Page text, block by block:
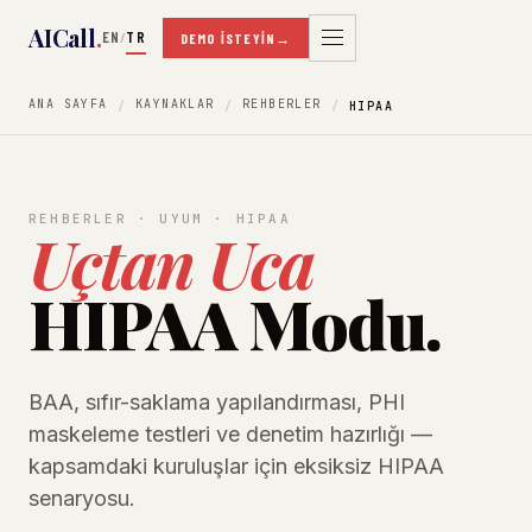
AICall.EN /TR DEMO İSTEYIN →
ANA SAYFA KAYNAKLAR REHBERLER HIPAA
REHBERLER · UYUM · HIPAA
Uçtan Uca
HIPAA Modu.
BAA, sıfır-saklama yapılandırması, PHI
maskeleme testleri ve denetim hazırlığı —
kapsamdaki kuruluşlar için eksiksiz HIPAA
senaryosu.